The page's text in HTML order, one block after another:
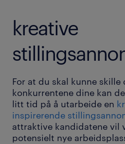
kreative
For at du skal kunne
konkurrentene dine kan
litt tid på å utarbeide en
inspirerende
attraktive kandidatene vil
potensielt nye